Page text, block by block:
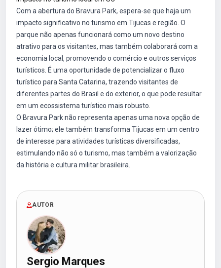
Com a abertura do Bravura Park, espera-se que haja um
impacto significativo no turismo em Tijucas e região. O
parque não apenas funcionará como um novo destino
atrativo para os visitantes, mas também colaborará com a
economia local, promovendo o comércio e outros serviços
turísticos. É uma oportunidade de potencializar o fluxo
turístico para Santa Catarina, trazendo visitantes de
diferentes partes do Brasil e do exterior, o que pode resultar
em um ecossistema turístico mais robusto.
O Bravura Park não representa apenas uma nova opção de
lazer ótimo; ele também transforma Tijucas em um centro
de interesse para atividades turísticas diversificadas,
estimulando não só o turismo, mas também a valorização
da história e cultura militar brasileira.
AUTOR
Sergio Marques